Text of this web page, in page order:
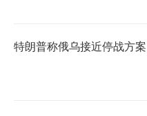
特朗普称俄乌接近停战方案